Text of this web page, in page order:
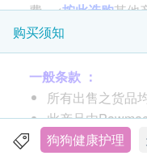
费。<按此选购其他
医疗级天然伤口护
15+
产品功效与特点:
医疗级天然伤口
购买须知
一般条款 ：
所有出售之货品
此产品由
如有任何争
狗狗健康护理